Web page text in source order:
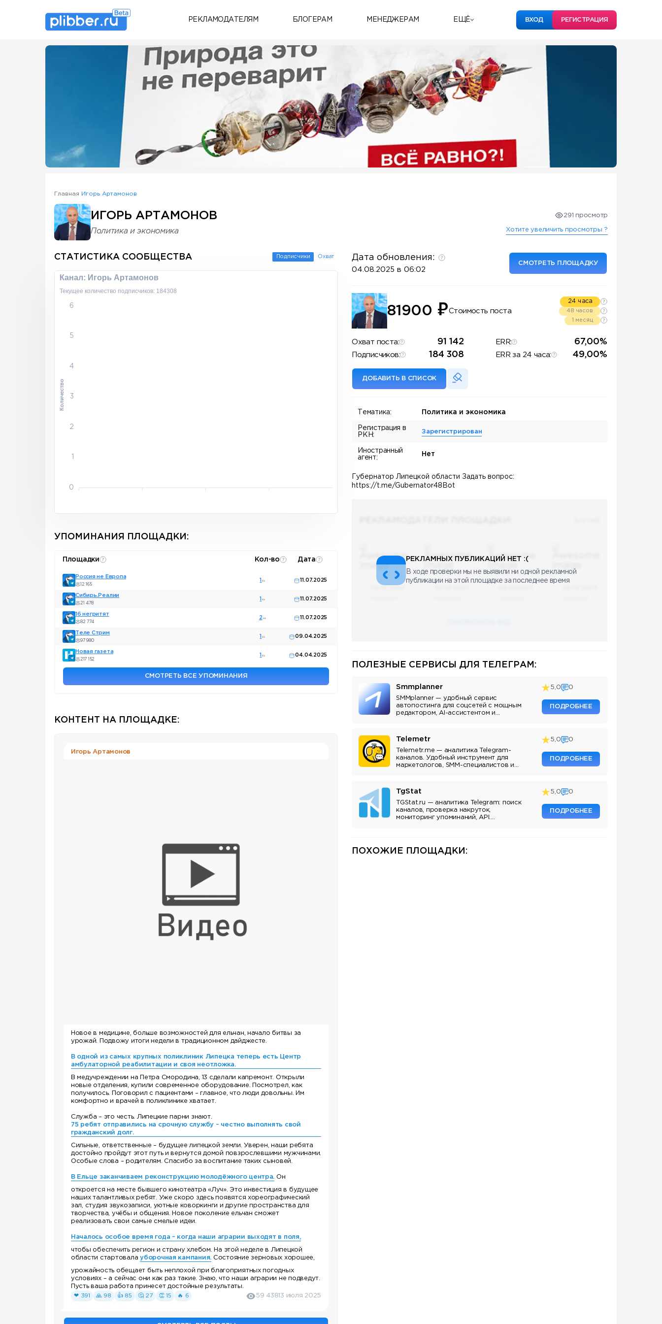
РЕКЛАМОДАТЕЛЯМ БЛОГЕРАМ МЕНЕДЖЕРАМ ЕЩЁ ВХОД РЕГИСТРАЦИЯ
Some SEO Title
Главная Игорь Артамонов
ИГОРЬ АРТАМОНОВ
Политика и экономика
291 просмотр
Хотите увеличить просмотры ?
СТАТИСТИКА СООБЩЕСТВА Подписчики Охват
Канал: Игорь Артамонов
Текущее количество подписчиков: 184308
6
5
4
3
2
0
Количество
УПОМИНАНИЯ ПЛОЩАДКИ:
Площадки Кол-во Дата
Россия не Европа
12 165
1 11.07.2025
Сибирь.Реалии
21 478
1 11.07.2025
16 негритят
82 774
2 11.07.2025
Теле Стрим
97 980
1 09.04.2025
Новая газета
217 152
1 04.04.2025
СМОТРЕТЬ ВСЕ УПОМИНАНИЯ
КОНТЕНТ НА ПЛОЩАДКЕ:
Игорь Артамонов
Новое в медицине, больше возможностей для ельчан, начало битвы за
урожай. Подвожу итоги недели в традиционном дайджесте.
В одной из самых крупных поликлиник Липецка теперь есть Центр
амбулаторной реабилитации и своя неотложка.
В медучреждении на Петра Смородина, 13 сделали капремонт. Открыли
новые отделения, купили современное оборудование. Посмотрел, как
получилось. Поговорил с пациентами – главное, что люди довольны. Им
комфортно и врачей в поликлинике хватает.
Служба – это честь. Липецкие парни знают.
75 ребят отправились на срочную службу – честно выполнять свой
гражданский долг.
Сильные, ответственные – будущее липецкой земли. Уверен, наши ребята
достойно пройдут этот путь и вернутся домой повзрослевшими мужчинами.
Особые слова – родителям. Спасибо за воспитание таких сыновей.
В Ельце заканчиваем реконструкцию молодёжного центра. Он
откроется на месте бывшего кинотеатра «Луч». Это инвестиция в будущее
наших талантливых ребят. Уже скоро здесь появятся хореографический
зал, студия звукозаписи, уютные коворкинги и другие пространства для
творчества, учёбы и общения. Новое поколение ельчан сможет
реализовать свои самые смелые идеи.
Началось особое время года – когда наши аграрии выходят в поля,
чтобы обеспечить регион и страну хлебом. На этой неделе в Липецкой
области стартовалауборочная кампания. Состояние зерновых хорошее,
урожайность обещает быть неплохой при благоприятных погодных
условиях – а сейчас они как раз такие. Знаю, что наши аграрии не подведут.
Пусть ваша работа принесет достойные результаты.
❤ 391
🙏 98 👍 85 🤔 27 👏 15 🔥 6 59 43813 июля 2025
Дата обновления:
04.08.2025 в 06:02
СМОТРЕТЬ ПЛОЩАДКУ
81900 ₽Стоимость поста
24 часа
48 часов
1 месяц
Охват поста: 91 142 ERR: 67,00%
Подписчиков: 184 308 ERR за 24 часа: 49,00%
ДОБАВИТЬ В СПИСОК
Тематика: Политика и экономика
Регистрация в
РКН:
Зарегистрирован
Иностранный
агент:
Нет
Губернатор Липецкой области Задать вопрос:
https://t.me/Gubernator48Bot
РЕКЛАМНЫХ ПУБЛИКАЦИЙ НЕТ :(
В ходе проверки мы не выявили ни одной рекламной
публикации на этой площадке за последнее время
ПОЛЕЗНЫЕ СЕРВИСЫ ДЛЯ ТЕЛЕГРАМ:
Smmplanner
SMMplanner — удобный сервис
автопостинга для соцсетей с мощным
редактором, AI-ассистентом и
5,0 0
ПОДРОБНЕЕ
Telemetr
Telemetr.me — аналитика Telegram-
каналов. Удобный инструмент для
маркетологов, SMM-специалистов и
5,0 0
ПОДРОБНЕЕ
TgStat
TGStat.ru — аналитика Telegram: поиск
каналов, проверка накруток,
мониторинг упоминаний, API.
5,0 0
ПОДРОБНЕЕ
ПОХОЖИЕ ПЛОЩАДКИ: